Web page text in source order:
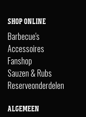
SHOP ONLINE
Barbecue's
Accessoires
Fanshop
Sauzen & Rubs
Reserveonderdelen
ALGEMEEN